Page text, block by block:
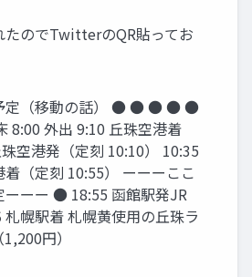
たのでTwitterのQR貼ってお
定（移動の話） ● ● ● ● ●
8:00 外出 9:10 丘珠空港着
空港発（定刻 10:10） 10:35
着（定刻 10:55） ーーーここ
ーーー ● 18:55 函館駅発JR
幌駅着 札幌黄使用の丘珠ラ
円）